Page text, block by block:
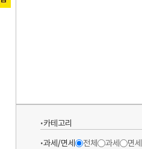
카테고리
과세/면세
전체 과세
면세